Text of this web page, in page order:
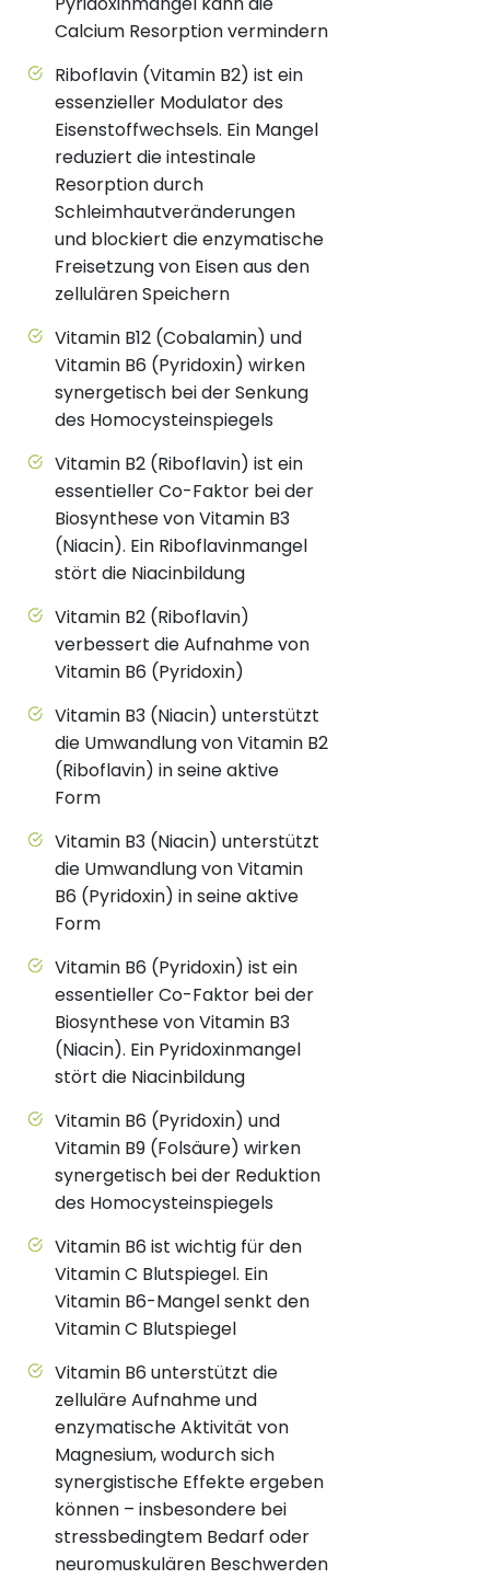
Calcium Resorption vermindern
Riboflavin (Vitamin B2) ist ein
essenzieller Modulator des
Eisenstoffwechsels. Ein Mangel
reduziert die intestinale
Resorption durch
Schleimhautveränderungen
und blockiert die enzymatische
Freisetzung von Eisen aus den
zellulären Speichern
Vitamin B12 (Cobalamin) und
Vitamin B6 (Pyridoxin) wirken
synergetisch bei der Senkung
des Homocysteinspiegels
Vitamin B2 (Riboflavin) ist ein
essentieller Co-Faktor bei der
Biosynthese von Vitamin B3
(Niacin). Ein Riboflavinmangel
stört die Niacinbildung
Vitamin B2 (Riboflavin)
verbessert die Aufnahme von
Vitamin B6 (Pyridoxin)
Vitamin B3 (Niacin) unterstützt
die Umwandlung von Vitamin B2
(Riboflavin) in seine aktive
Form
Vitamin B3 (Niacin) unterstützt
die Umwandlung von Vitamin
B6 (Pyridoxin) in seine aktive
Form
Vitamin B6 (Pyridoxin) ist ein
essentieller Co-Faktor bei der
Biosynthese von Vitamin B3
(Niacin). Ein Pyridoxinmangel
stört die Niacinbildung
Vitamin B6 (Pyridoxin) und
Vitamin B9 (Folsäure) wirken
synergetisch bei der Reduktion
des Homocysteinspiegels
Vitamin B6 ist wichtig für den
Vitamin C Blutspiegel. Ein
Vitamin B6-Mangel senkt den
Vitamin C Blutspiegel
Vitamin B6 unterstützt die
zelluläre Aufnahme und
enzymatische Aktivität von
Magnesium, wodurch sich
synergistische Effekte ergeben
können – insbesondere bei
stressbedingtem Bedarf oder
neuromuskulären Beschwerden